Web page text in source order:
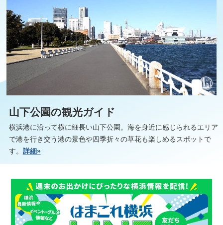
山下公園の観光ガイド
横浜港に沿って横に細長い山下公園。海を身近に感じられるエリア
で港を行き交う港の景色や四季折々の草花も楽しめるスポットで
す。 詳細»